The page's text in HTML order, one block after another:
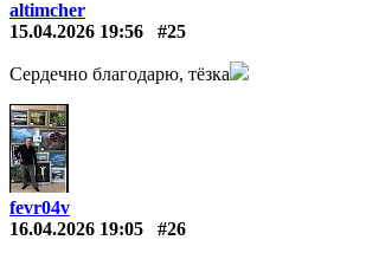
altimcher
15.04.2026 19:56
#25
Сердечно благодарю, тёзка
fevr04v
16.04.2026 19:05
#26